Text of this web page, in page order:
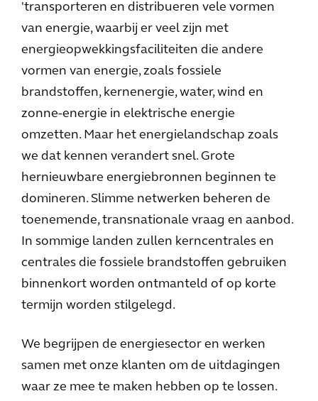
'transporteren en distribueren vele vormen
van energie, waarbij er veel zijn met
energieopwekkingsfaciliteiten die andere
vormen van energie, zoals fossiele
brandstoffen, kernenergie, water, wind en
zonne-energie in elektrische energie
omzetten. Maar het energielandschap zoals
we dat kennen verandert snel. Grote
hernieuwbare energiebronnen beginnen te
domineren. Slimme netwerken beheren de
toenemende, transnationale vraag en aanbod.
In sommige landen zullen kerncentrales en
centrales die fossiele brandstoffen gebruiken
binnenkort worden ontmanteld of op korte
termijn worden stilgelegd.
We begrijpen de energiesector en werken
samen met onze klanten om de uitdagingen
waar ze mee te maken hebben op te lossen.